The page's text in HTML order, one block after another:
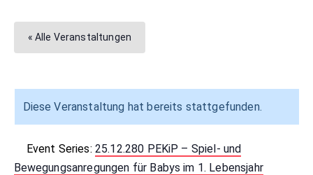
« Alle Veranstaltungen
Diese Veranstaltung hat bereits stattgefunden.
Event Series: 25.12.280 PEKiP – Spiel- und
Bewegungsanregungen für Babys im 1. Lebensjahr